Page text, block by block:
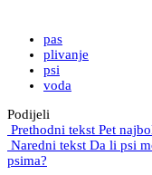
pas
plivanje
psi
voda
Podijeli
Prethodni tekst Pet
Naredni tekst Da li psi
psima?